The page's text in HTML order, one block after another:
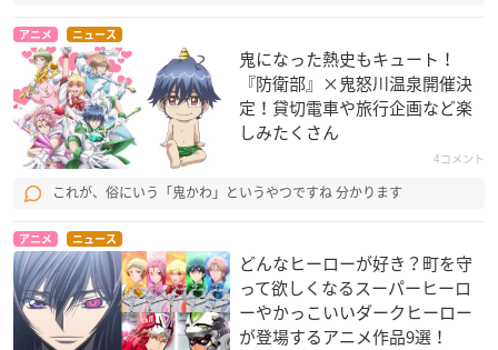
アニメ ニュース
鬼になった熱史もキュート！
『防衛部』×鬼怒川温泉開催決
定！貸切電車や旅行企画など楽
しみたくさん
4コメント
これが、俗にいう「鬼かわ」というやつですね 分かります
アニメ ニュース
どんなヒーローが好き？町を守
って欲しくなるスーパーヒーロ
ーやかっこいいダークヒーロー
が登場するアニメ作品9選！